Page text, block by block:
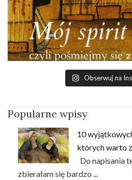
Obserwuj na
Popularne wpisy
10
których warto
Do napisania
zbierałam się bardzo ...